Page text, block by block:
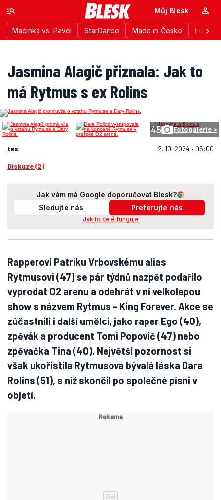
Macinka vs. Pavel StarDance Made in Česko
Můj Blesk
Jasmina Alagič přiznala: Jak to
má Rytmus s ex Rolins
45 Fotogalerie >
tes 2. 10. 2024 • 05:00
Diskuze (2)
Jak vám má Google doporučovat Blesk?
Sledujte nás
Preferujte nás
Jak to celé funguje
Rapperovi Patriku Vrbovskému alias
Rytmusovi (47) se pár týdnů nazpět podařilo
vyprodat O2 arenu a odehrát v ní velkolepou
show s názvem Rytmus - King Forever. Akce se
zúčastnili i další umělci, jako raper Ego (40),
zpěvák a producent Tomi Popovič (47) nebo
zpěvačka Tina (40). Největší pozornost si
však ukořistila Rytmusova bývalá láska Dara
Rolins (51), s níž skončil po společné písni v
objetí.